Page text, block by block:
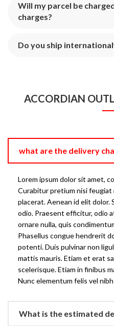
Will my parcel be
charges?
Do you ship
ACCORDIAN
what are the delivery
Lorem ipsum dolor sit amet,
Curabitur pretium nisi feugiat
placerat. Aenean id elit dolor.
odio. Praesent efficitur, odio
ornare nulla, quis
Phasellus congue hendrerit
potenti. Duis pulvinar non
mattis mauris. Etiam et erat
scelerisque. Etiam in finibus
Nunc elementum felis vel
What is the estimated